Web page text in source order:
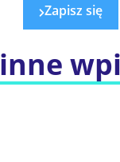
Zapisz się
inne